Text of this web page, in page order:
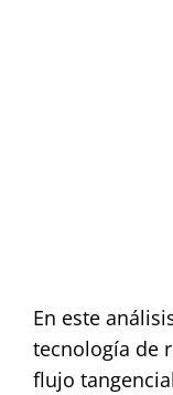
En este
tecnología de
flujo